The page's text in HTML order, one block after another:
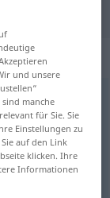
und unsere
manche
für Sie. Sie
Einstellungen zu
auf den Link
klicken. Ihre
Informationen